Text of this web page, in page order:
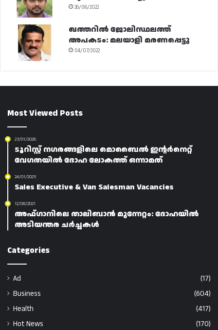
26/06/2022
ഖത്തറിൽ ജോലിസ്ഥലത്ത്
അപകടം: മലയാളി മരണപ്പെട്ടു
04/07/2022
Most Viewed Posts
23/01/2026
ടൂറിസ്റ്റ് നഗരങ്ങളിലെ മൊബൈൽ ഇന്റർനെറ്റ്
വേഗതയിൽ ദോഹ ലോകത്ത് ഒന്നാമത്
24/01/2025
Sales Executive & Van Salesman Vacancies
12/08/2021
അഫ്‌ഗാനിലെ താലിബാൻ മുന്നേറ്റം: ദോഹയിൽ
അടിയന്തര ചർച്ചകൾ
Categories
Ad
(17)
Business
(604)
Health
(417)
Hot News
(170)